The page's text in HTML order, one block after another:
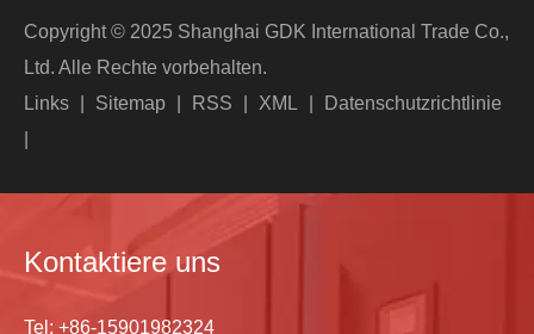
Copyright © 2025 Shanghai GDK International Trade Co.,
Ltd. Alle Rechte vorbehalten.
Links
Sitemap RSS XML
Datenschutzrichtlinie
Kontaktiere uns
Tel: +86-15901982324